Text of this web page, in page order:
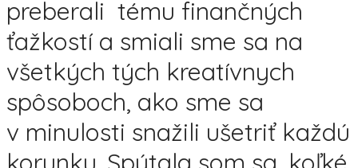
preberali tému finančných
ťažkostí a smiali sme sa na
všetkých tých kreatívnych
spôsoboch, ako sme sa
v minulosti snažili ušetriť každú